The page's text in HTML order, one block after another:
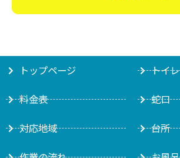
トップページ
料金表
対応地域
トイレ
蛇口
台所